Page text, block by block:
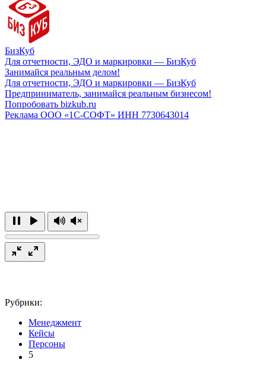
БизКуб
Для отчетности, ЭДО и маркировки — БизКуб
Занимайся реальным делом!
Для отчетности, ЭДО и маркировки — БизКуб
Предприниматель, занимайся реальным бизнесом!
Попробовать bizkub.ru
Реклама ООО «1С-СОФТ» ИНН 7730643014
Рубрики:
Менеджмент
Кейсы
Персоны
5